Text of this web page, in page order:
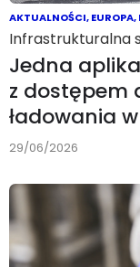
AKTUALNOŚCI,EUROPA,
Infrastrukturalna
Jedna
z dostępem
ładowania
29/06/2026